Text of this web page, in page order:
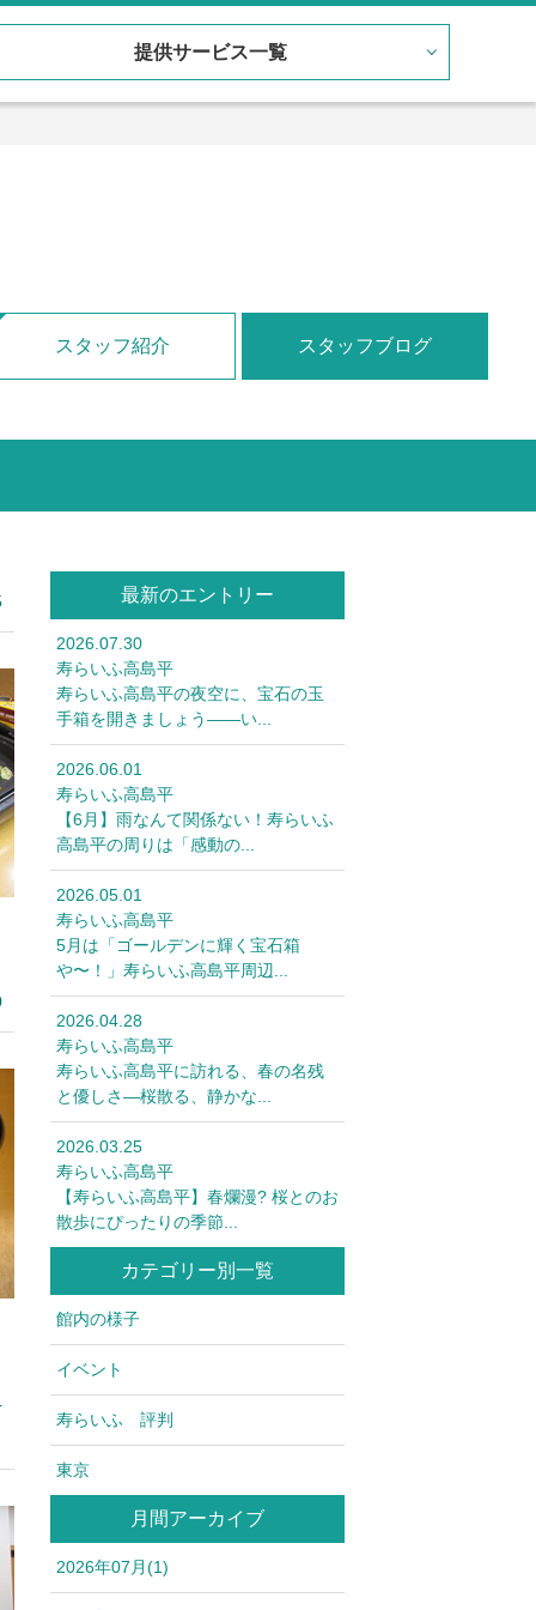
提供サービス一覧
スタッフ紹介 スタッフブログ
最新のエントリー
2026.07.30
寿らいふ高島平
寿らいふ高島平の夜空に、宝石の玉
手箱を開きましょう――い...
2026.06.01
寿らいふ高島平
【6月】雨なんて関係ない！寿らいふ
高島平の周りは「感動の...
2026.05.01
寿らいふ高島平
5月は「ゴールデンに輝く宝石箱
や〜！」寿らいふ高島平周辺...
2026.04.28
寿らいふ高島平
寿らいふ高島平に訪れる、春の名残
と優しさ—桜散る、静かな...
2026.03.25
寿らいふ高島平
【寿らいふ高島平】春爛漫? 桜とのお
散歩にぴったりの季節...
カテゴリー別一覧
館内の様子
イベント
寿らいふ 評判
東京
月間アーカイブ
2026年07月(1)